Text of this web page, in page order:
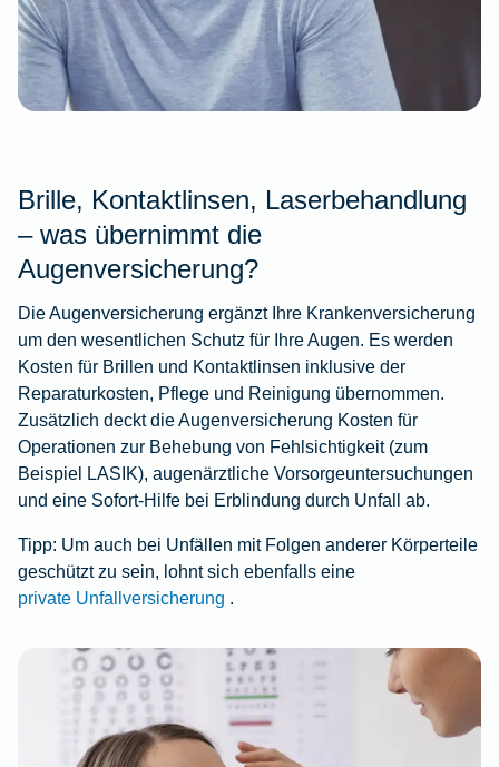
Brille, Kontaktlinsen, Laserbehandlung
– was übernimmt die
Augenversicherung?
Die Augenversicherung ergänzt Ihre Krankenversicherung
um den wesentlichen Schutz für Ihre Augen. Es werden
Kosten für Brillen und Kontaktlinsen inklusive der
Reparaturkosten, Pflege und Reinigung übernommen.
Zusätzlich deckt die Augenversicherung Kosten für
Operationen zur Behebung von Fehlsichtigkeit (zum
Beispiel LASIK), augenärztliche Vorsorgeuntersuchungen
und eine Sofort-Hilfe bei Erblindung durch Unfall ab.
Tipp: Um auch bei Unfällen mit Folgen anderer Körperteile
geschützt zu sein, lohnt sich ebenfalls eine
private Unfallversicherung .